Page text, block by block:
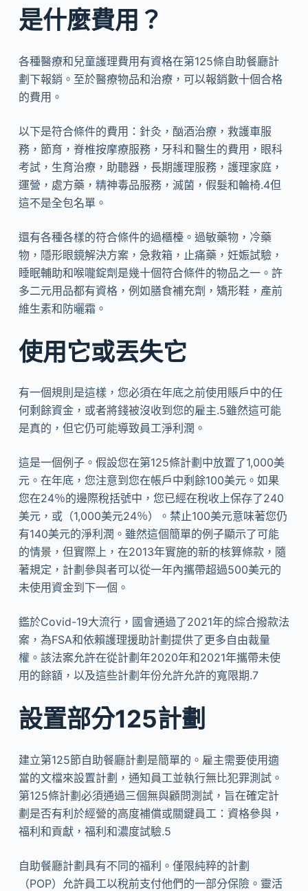
是什麼費用？
各種醫療和兒童護理費用有資格在第125條自助餐廳計
劃下報銷。至於醫療物品和治療，可以報銷數十個合格
的費用。
以下是符合條件的費用：針灸，酗酒治療，救護車服
務，節育，脊椎按摩療服務，牙科和醫生的費用，眼科
考試，生育治療，助聽器，長期護理服務，護理家庭，
運營，處方藥，精神毒品服務，滅菌，假髮和輪椅.4但
這不是全包名單。
還有各種各樣的符合條件的過櫃檯。過敏藥物，冷藥
物，隱形眼鏡解決方案，急救箱，止痛藥，妊娠試驗，
睡眠輔助和喉嚨錠劑是幾十個符合條件的物品之一。許
多二元用品都有資格，例如膳食補充劑，矯形鞋，產前
維生素和防曬霜。
使用它或丟失它
有一個規則是這樣，您必須在年底之前使用賬戶中的任
何剩餘資金，或者將錢被沒收到您的雇主.5雖然這可能
是真的，但它仍可能導致員工淨利潤。
這是一個例子。假設您在第125條計劃中放置了1,000美
元。在年底，您注意到您在帳戶中剩餘100美元。如果
您在24％的邊際稅括號中，您已經在稅收上保存了240
美元，或（1,000美元24％）。禁止100美元意味著您仍
有140美元的淨利潤。雖然這個簡單的例子顯示了可能
的情景，但實際上，在2013年實施的新的核算條款，隨
著規定，計劃參與者可以從一年內攜帶超過500美元的
未使用資金到下一個。
鑑於Covid-19大流行，國會通過了2021年的綜合撥款法
案，為FSA和依賴護理援助計劃提供了更多自由裁量
權。該法案允許在從計劃年2020年和2021年攜帶未使
用的餘額，以及這些計劃年份允許允許的寬限期.7
設置部分125計劃
建立第125節自助餐廳計劃是簡單的。雇主需要使用適
當的文檔來設置計劃，通知員工並執行無比犯罪測試。
第125條計劃必須通過三個無與顧問測試，旨在確定計
劃是否有利於經營的高度補償或關鍵員工：資格參與，
福利和貢獻，福利和濃度試驗.5
自助餐廳計劃具有不同的福利。僅限純粹的計劃
（POP）允許員工以稅前支付他們的一部分保險。靈活